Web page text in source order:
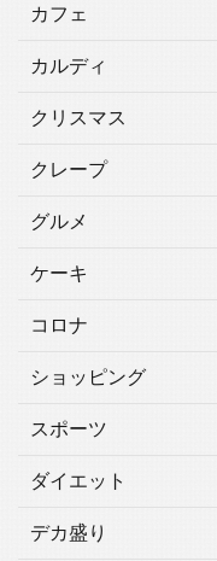
カフェ
カルディ
クリスマス
クレープ
グルメ
ケーキ
コロナ
ショッピング
スポーツ
ダイエット
デカ盛り